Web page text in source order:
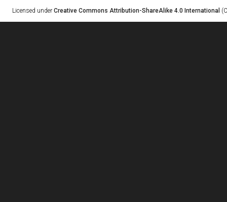
Licensed under Creative Commons Attribution-ShareAlike 4.0 International